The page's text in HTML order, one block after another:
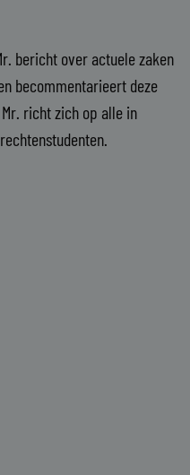
bericht over actuele zaken
becommentarieert deze
richt zich op alle in